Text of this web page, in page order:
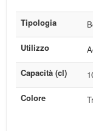
Tipologia
Utilizzo
Capacità (cl)
Colore